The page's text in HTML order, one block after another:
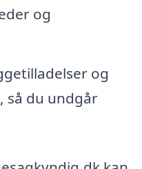
og
og
så du undgår